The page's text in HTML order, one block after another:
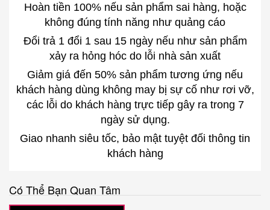
Hoàn tiền 100% nếu sản phẩm sai hàng, hoặc
không đúng tính năng như quảng cáo
Đổi trả 1 đổi 1 sau 15 ngày nếu như sản phẩm
xảy ra hỏng hóc do lỗi nhà sản xuất
Giảm giá đến 50% sản phẩm tương ứng nếu
khách hàng dùng không may bị sự cố như rơi vỡ,
các lỗi do khách hàng trực tiếp gây ra trong 7
ngày sử dụng.
Giao nhanh siêu tốc, bảo mật tuyệt đối thông tin
khách hàng
Có Thể Bạn Quan Tâm